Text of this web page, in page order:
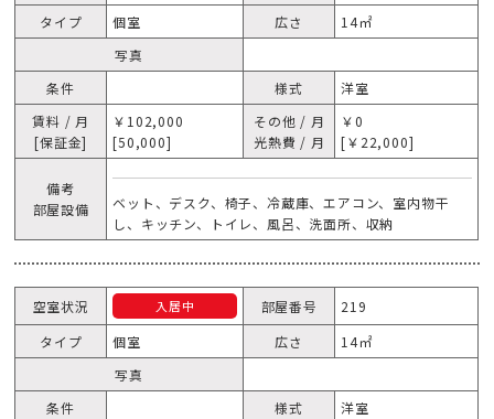
タイプ
個室 広さ
14㎡
写真
条件
様式
洋室
賃料 / 月
[保証金]
￥102,000
[50,000]
その他 / 月
光熱費 / 月
￥0
[￥22,000]
備考
部屋設備
ベット、デスク、椅子、冷蔵庫、エアコン、室内物干
し、キッチン、トイレ、風呂、洗面所、収納
空室状況 入居中 部屋番号
219
タイプ
個室 広さ
14㎡
写真
条件
様式
洋室